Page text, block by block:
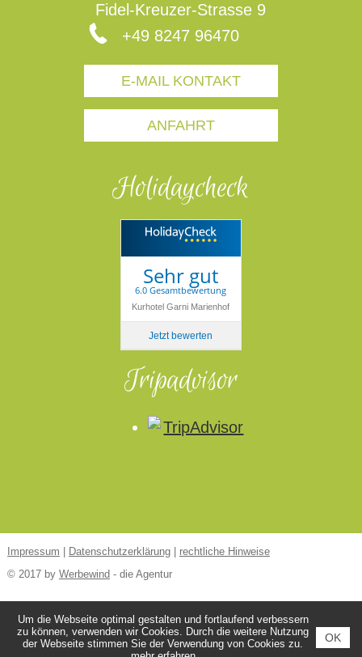
Fidel-Kreuzer-Strasse 9
+49 8247 96470
E-MAIL KONTAKT
ANFAHRT
Holidaycheck
Sehr gut
6.0 Gesamtbewertung
Kurhotel Garni Marienhof
Jetzt bewerten
Tripadvisor
Impressum Datenschutzerklärung| rechtliche Hinweise
© 2017 by Werbewind - die Agentur
Um die Webseite optimal gestalten und fortlaufend verbessern
zu können, verwenden wir Cookies. Durch die weitere Nutzung
der Webseite stimmen Sie der Verwendung von Cookies zu.
OK